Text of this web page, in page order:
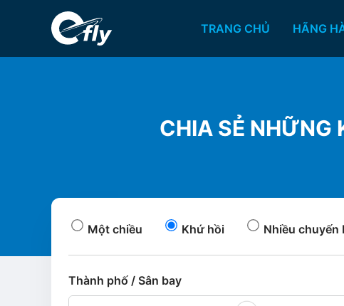
TRANG CHỦ HÃNG
CHIA SẺ NHỮNG
Một chiều Khứ hồi Nhiều chuyến
Thành phố / Sân bay